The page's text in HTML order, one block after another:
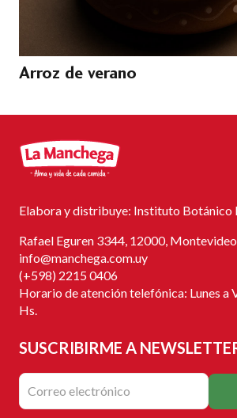
Arroz de verano
Elabora y distribuye: Instituto Botánico
Rafael Eguren 3344, 12000,
info@manchega.com.uy
(+598) 2215 0406
Horario de atención telefónica: Lunes a
Hs.
SUSCRIBIRME A